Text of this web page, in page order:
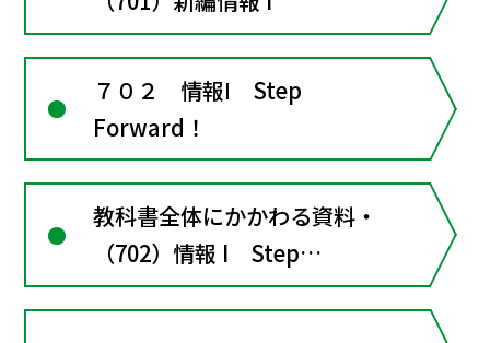
７０２ 情報Ⅰ Step
Forward！
教科書全体にかかわる資料・
（702）情報 I Step
Forward!